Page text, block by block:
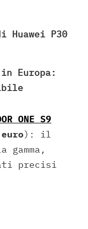
Huawei P30
in Europa:
ONE S9
): il
precisi